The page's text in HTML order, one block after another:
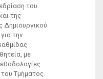
του
της
Δημιουργικού
την
με
Τμήματος